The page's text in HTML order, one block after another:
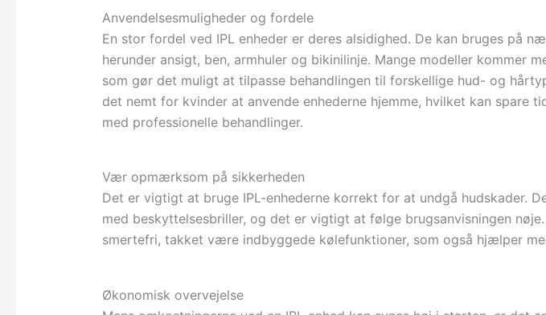
Anvendelsesmuligheder og fordele
En stor fordel ved IPL enheder er deres alsidighed. De kan bruges på
herunder ansigt, ben, armhuler og bikinilinje. Mange modeller kommer
som gør det muligt at tilpasse behandlingen til forskellige hud- og
det nemt for kvinder at anvende enhederne hjemme, hvilket kan spare
med professionelle behandlinger.
Vær opmærksom på sikkerheden
Det er vigtigt at bruge IPL-enhederne korrekt for at undgå hudskader.
med beskyttelsesbriller, og det er vigtigt at følge brugsanvisningen
smertefri, takket være indbyggede kølefunktioner, som også hjælper
Økonomisk overvejelse